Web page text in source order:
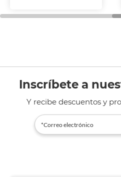
Inscríbete a
Y recibe descuentos y